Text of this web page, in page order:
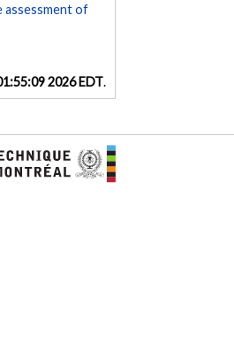
assessment of
2026 EDT.